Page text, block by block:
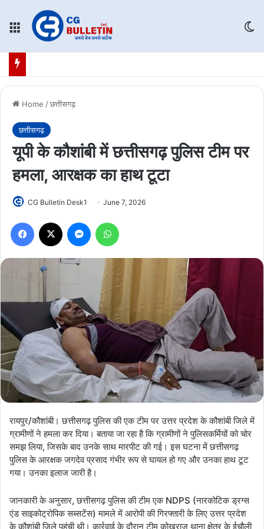
Menu
Home /छत्तीसगढ़
छत्तीसगढ़
यूपी के कौशांबी में छत्तीसगढ़ पुलिस टीम पर
हमला, आरक्षक का हाथ टूटा
CG Bulletin Desk1 June 7, 2026
Facebook Messenger
रायपुर/कौशांबी। छत्तीसगढ़ पुलिस की एक टीम पर उत्तर प्रदेश के कौशांबी जिले में
ग्रामीणों ने हमला कर दिया। बताया जा रहा है कि ग्रामीणों ने पुलिसकर्मियों को चोर
समझ लिया, जिसके बाद उनके साथ मारपीट की गई। इस घटना में छत्तीसगढ़
पुलिस के आरक्षक जगदेव प्रसाद गंभीर रूप से घायल हो गए और उनका हाथ टूट
गया। उनका इलाज जारी है।
जानकारी के अनुसार, छत्तीसगढ़ पुलिस की टीम एक NDPS (नारकोटिक ड्रग्स
एंड साइकोट्रोपिक सब्सटेंस) मामले में आरोपी की गिरफ्तारी के लिए उत्तर प्रदेश
के कौशांबी जिले पहुंची थी। कार्रवाई के दौरान टीम कोखराज थाना क्षेत्र के ईचौली